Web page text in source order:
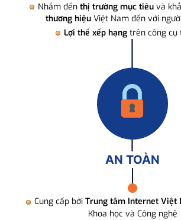
Nhắm đến thị trường mục tiêuvà
thương hiệuViệt Nam đến với
Lợi thế xếp hạng trên công cụ
AN TOÀN
Cung cấp bởi Trung tâm Internet Việt
Khoa học và Công nghệ